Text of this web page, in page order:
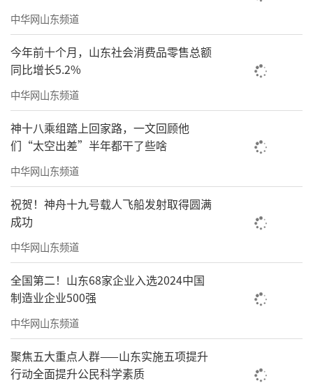
中华网山东频道
今年前十个月，山东社会消费品零售总额
同比增长5.2%
中华网山东频道
神十八乘组踏上回家路，一文回顾他
们“太空出差”半年都干了些啥
中华网山东频道
祝贺！神舟十九号载人飞船发射取得圆满
成功
中华网山东频道
全国第二！山东68家企业入选2024中国
制造业企业500强
中华网山东频道
聚焦五大重点人群——山东实施五项提升
行动全面提升公民科学素质